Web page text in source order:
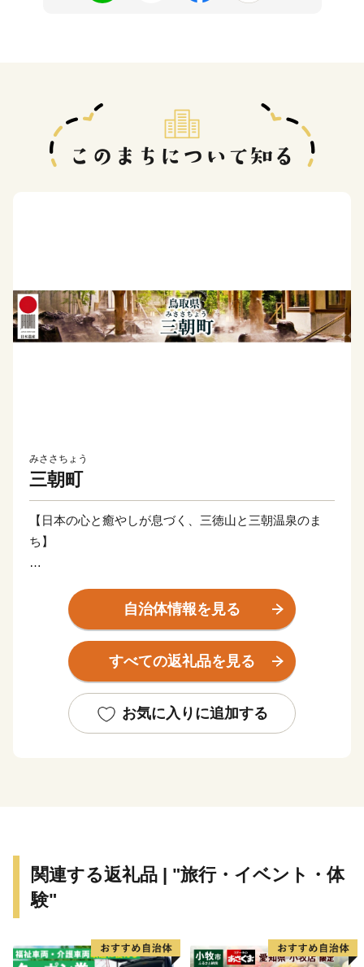
みささちょう
三朝町
【日本の心と癒やしが息づく、三徳山と三朝温泉のま
ち】
に包まれた湯と山の町です。町の主な産業は「観光」と
「農林業」です。
観光では、世界屈指のラドン含有量を誇り、古くから湯
治の名湯として親しまれる「三朝温泉」や、国宝・投入
これらは日本遺産にも認定された本町が誇るべき資源で
あり、訪れる方々の心を深く癒やす場所として恵みをも
自治体情報を見る
すべての返礼品を見る
お気に入りに追加する
関連する返礼品 | "旅行・イベント・体
験"